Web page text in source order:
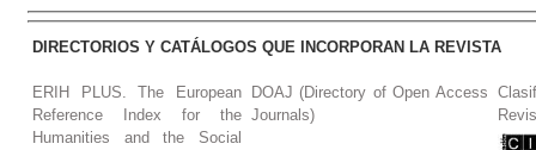
DIRECTORIOS Y CATÁLOGOS QUE INCORPORAN LA REVISTA
ERIH PLUS. The European
Reference Index for the
Humanities and the Social
DOAJ (Directory of Open Access
Journals)